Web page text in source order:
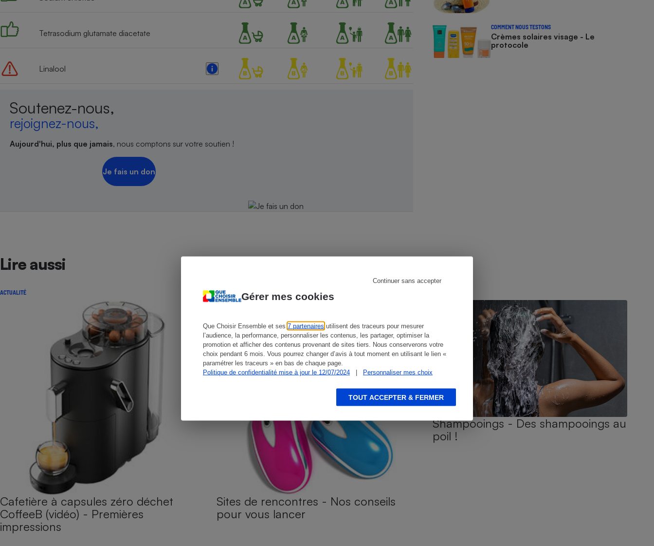
Gérer mes cookies
Que Choisir Ensemble et ses 7 partenaires utilisent des traceurs pour mesurer
l’audience, la performance, personnaliser les contenus, les partager, optimiser la
promotion et afficher des contenus provenant de sites tiers. Nous conserverons votre
choix pendant 6 mois. Vous pourrez changer d’avis à tout moment en utilisant le lien «
paramétrer les traceurs » en bas de chaque page.
Politique de confidentialité mise à jour le 12/07/2024
| Personnaliser mes choix
Continuer sans accepter
TOUT ACCEPTER & FERMER
Tetrasodium glutamate diacetate
Linalool
Soutenez-nous,
rejoignez-nous,
Aujourd'hui, plus que jamais, nous comptons sur votre soutien !
Je fais un don
COMMENT NOUS TESTONS
Crèmes solaires visage - Le
protocole
Lire aussi
ACTUALITÉ
Cafetière à capsules zéro déchet
CoffeeB (vidéo) - Premières
impressions
CONSEILS
Sites de rencontres - Nos conseils
pour vous lancer
Shampooings - Des shampooings au
poil !
Robot ménager
Téléphone mobile -
Appareil photo
numérique
Antivirus
Électricité - Gaz